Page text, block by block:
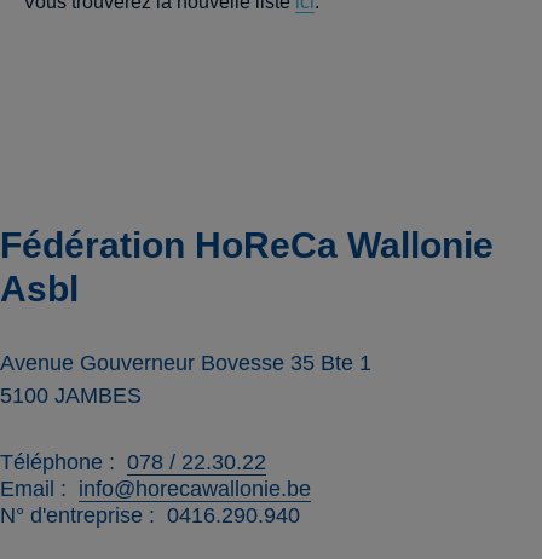
Fédération HoReCa Wallonie
Asbl
Avenue Gouverneur Bovesse 35 Bte 1
5100 JAMBES
Téléphone
078 / 22.30.22
Email
info@horecawallonie.be
N° d'entreprise
0416.290.940